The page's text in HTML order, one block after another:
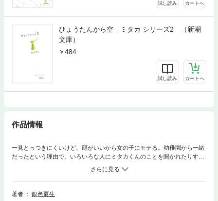
試し読み カートへ
ひょうたんから空—ミタカ シリーズ2—（新潮
文庫）
484
試し読み カートへ
作品情報
一見とっつきにくいけど、顔がいいから女の子にモテる。幼稚園から一緒
だったという理由で、いろいろな人にミタカくんのことを聞かれたりする
私の家に、ミタカは日常的にいついている。うちはママと中学生のミサ
オ、パパは家出中。だからいつも4人で、ごはんを食べたり、テレビを見
たり、日々は平和に過ぎていき、これからも続いていく—ナミコとミタカ
のつれづれ恋愛小説。 ※この商品は固定レイアウトで作成されており、
著者
銀色夏生